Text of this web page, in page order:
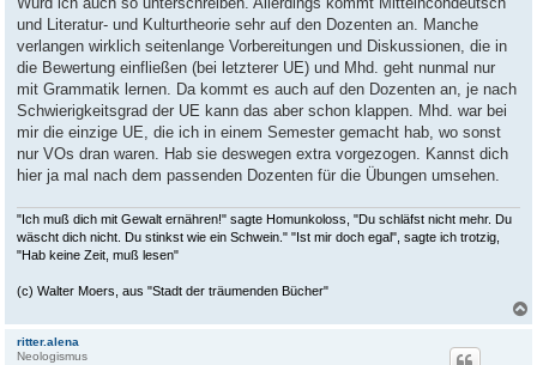
und Literatur- und Kulturtheorie sehr auf den Dozenten an. Manche
verlangen wirklich seitenlange Vorbereitungen und Diskussionen, die in
die Bewertung einfließen (bei letzterer UE) und Mhd. geht nunmal nur
mit Grammatik lernen. Da kommt es auch auf den Dozenten an, je nach
Schwierigkeitsgrad der UE kann das aber schon klappen. Mhd. war bei
mir die einzige UE, die ich in einem Semester gemacht hab, wo sonst
nur VOs dran waren. Hab sie deswegen extra vorgezogen. Kannst dich
hier ja mal nach dem passenden Dozenten für die Übungen umsehen.
"Ich muß dich mit Gewalt ernähren!" sagte Homunkoloss, "Du schläfst nicht mehr. Du
wäscht dich nicht. Du stinkst wie ein Schwein." "Ist mir doch egal", sagte ich trotzig,
"Hab keine Zeit, muß lesen"
(c) Walter Moers, aus "Stadt der träumenden Bücher"
ritter.alena
Neologismus